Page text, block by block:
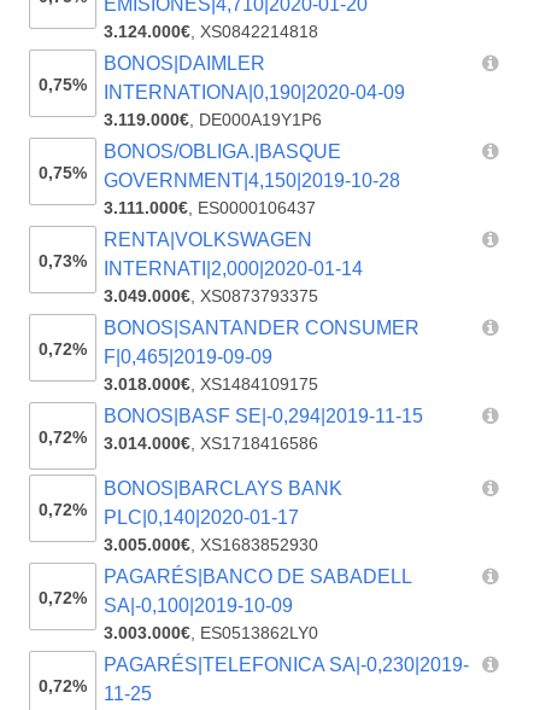
EMISIONES|4,710|2020-01-20
3.124.000€,XS0842214818
0,75%
BONOS|DAIMLER
INTERNATIONA|0,190|2020-04-09
3.119.000€, DE000A19Y1P6
0,75%
BONOS/OBLIGA.|BASQUE
GOVERNMENT|4,150|2019-10-28
3.111.000€, ES0000106437
0,73%
RENTA|VOLKSWAGEN
INTERNATI|2,000|2020-01-14
3.049.000€,XS0873793375
0,72%
BONOS|SANTANDER CONSUMER
F|0,465|2019-09-09
3.018.000€,XS1484109175
0,72%
BONOS|BASF SE|-0,294|2019-11-15
3.014.000€,XS1718416586
0,72%
BONOS|BARCLAYS BANK
PLC|0,140|2020-01-17
3.005.000€,XS1683852930
0,72%
PAGARÉS|BANCO DE SABADELL
SA|-0,100|2019-10-09
3.003.000€, ES0513862LY0
0,72%
PAGARÉS|TELEFONICA SA|-0,230|2019-
11-25